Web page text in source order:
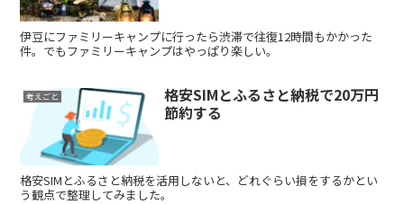
伊豆にファミリーキャンプに行ったら渋滞で往復12時間もかかった
件。でもファミリーキャンプはやっぱり楽しい。
考えごと
格安SIMとふるさと納税で20万円
節約する
格安SIMとふるさと納税を活用しないと、どれぐらい損をするかとい
う観点で整理してみました。